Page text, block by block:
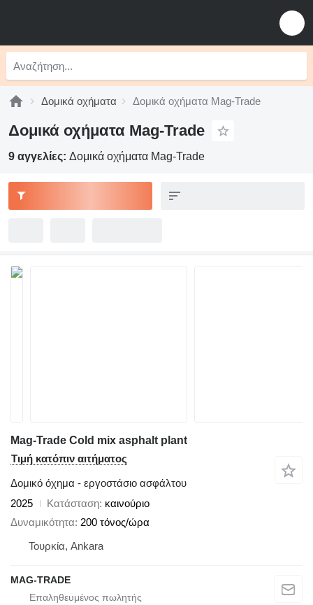
Δομικά οχήματα Δομικά οχήματα Mag-Trade
Δομικά οχήματα Mag-Trade
9 αγγελίες: Δομικά οχήματα Mag-Trade
Mag-Trade Cold mix asphalt plant
Τιμή κατόπιν αιτήματος
Δομικό όχημα - εργοστάσιο ασφάλτου
2025
Κατάσταση καινούριο
Δυναμικότητα 200 τόνος/ώρα
Τουρκία, Ankara
MAG-TRADE